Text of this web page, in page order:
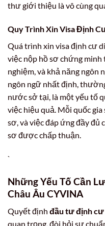
thư giới thiệu là vô cùng
Quy Trình Xin Visa Định
Quá trình xin visa định cư
việc nộp hồ sơ chứng
nghiệm, và khả năng ngôn
ngôn ngữ nhất định,
nước sở tại, là một yếu tố
việc hiệu quả. Mỗi quốc
sơ, và việc đáp ứng đầy đủ
sơ được chấp thuận.
`
Những Yếu Tố Cần
Châu Âu CYVINA
Quyết định đầu tư định cư
quan trọng, đòi hỏi sự